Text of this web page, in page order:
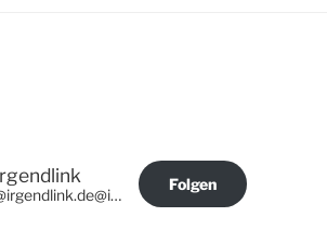
@irgendlink.de@irgendlink.de
Folgen